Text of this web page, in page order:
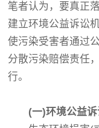
笔者认为，要真正
建立环境公益诉讼
使污染受害者通过
分散污染赔偿责任
行。
(一)环境公益